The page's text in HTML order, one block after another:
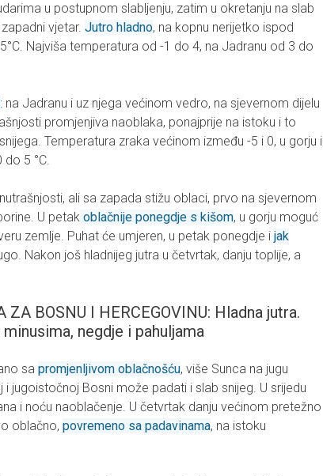
u postupnom slabljenju, zatim u okretanju na slab
vjetar. Jutro hladno, na kopnu nerijetko ispod
Najviša temperatura od -1 do 4, na Jadranu od 3 do
: na Jadranu i uz njega većinom vedro, na sjevernom dijelu
promjenjiva naoblaka, ponajprije na istoku i to
Temperatura zraka većinom između -5 i 0, u gorju i
5 °C.
ali sa zapada stižu oblaci, prvo na sjevernom
U petak oblačnije ponegdje s kišom, u gorju moguć
zemlje. Puhat će umjeren, u petak ponegdje i jak
Nakon još hladnijeg jutra u četvrtak, danju toplije, a
ZA BOSNU I HERCEGOVINU: Hladna jutra.
negdje i pahuljama
sa promjenljivom oblačnošću, više Sunca na jugu
i jugoistočnoj Bosni može padati i slab snijeg. U srijedu
i noću naoblačenje. U četvrtak danju većinom pretežno
oblačno, povremeno sa padavinama, na istoku